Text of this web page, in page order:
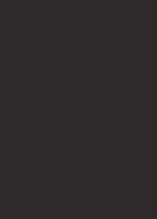
СТ
аварийный)